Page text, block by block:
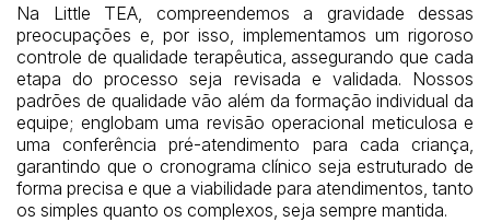
Na Little TEA, compreendemos a gravidade dessas
preocupações e, por isso, implementamos um rigoroso
controle de qualidade terapêutica, assegurando que cada
etapa do processo seja revisada e validada. Nossos
padrões de qualidade vão além da formação individual da
equipe; englobam uma revisão operacional meticulosa e
uma conferência pré-atendimento para cada criança,
garantindo que o cronograma clínico seja estruturado de
forma precisa e que a viabilidade para atendimentos, tanto
os simples quanto os complexos, seja sempre mantida.